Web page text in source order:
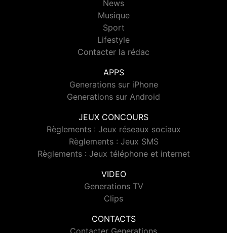
News
Musique
Sport
Lifestyle
Contacter la rédac
APPS
Generations sur iPhone
Generations sur Android
JEUX CONCOURS
Règlements : Jeux réseaux sociaux
Règlements : Jeux SMS
Règlements : Jeux téléphone et internet
VIDEO
Generations TV
Clips
CONTACTS